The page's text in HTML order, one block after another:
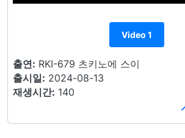
Video 1
출연: RKI-679 츠키노에 스이
출시일: 2024-08-13
재생시간: 140